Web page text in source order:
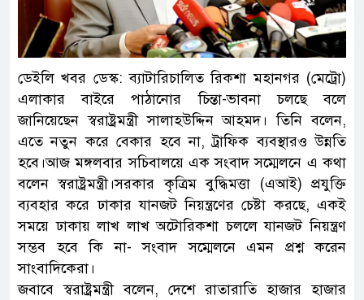
ডেইলি খবর ডেস্ক: ব্যাটারিচালিত রিকশা মহানগর (মেট্রো)
এলাকার বাইরে পাঠানোর চিন্তা-ভাবনা চলছে বলে
জানিয়েছেন স্বরাষ্ট্রমন্ত্রী সালাহউদ্দিন আহমদ। তিনি বলেন,
এতে নতুন করে বেকার হবে না, ট্রাফিক ব্যবস্থারও উন্নতি
হবে।আজ মঙ্গলবার সচিবালয়ে এক সংবাদ সম্মেলনে এ কথা
বলেন স্বরাষ্ট্রমন্ত্রী।সরকার কৃত্রিম বুদ্ধিমত্তা (এআই) প্রযুক্তি
ব্যবহার করে ঢাকার যানজট নিয়ন্ত্রণের চেষ্টা করছে, একই
সময়ে ঢাকায় লাখ লাখ অটোরিকশা চললে যানজট নিয়ন্ত্রণ
সম্ভব হবে কি না- সংবাদ সম্মেলনে এমন প্রশ্ন করেন
সাংবাদিকেরা।
জবাবে স্বরাষ্ট্রমন্ত্রী বলেন, দেশে রাতারাতি হাজার হাজার